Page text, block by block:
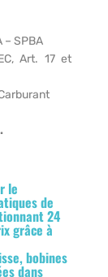
– SPBA
Art. 17 et
le
de
24
grâce à
bobines
dans